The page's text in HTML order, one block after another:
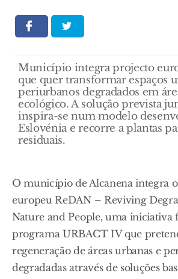
Município integra projecto
que quer transformar espaços
periurbanos degradados em
ecológico. A solução prevista
inspira-se num modelo
Eslovénia e recorre a plantas
residuais.
O município de Alcanena integra
europeu ReDAN – Reviving
Nature and People, uma iniciativa
programa URBACT IV que
regeneração de áreas urbanas e
degradadas através de soluções